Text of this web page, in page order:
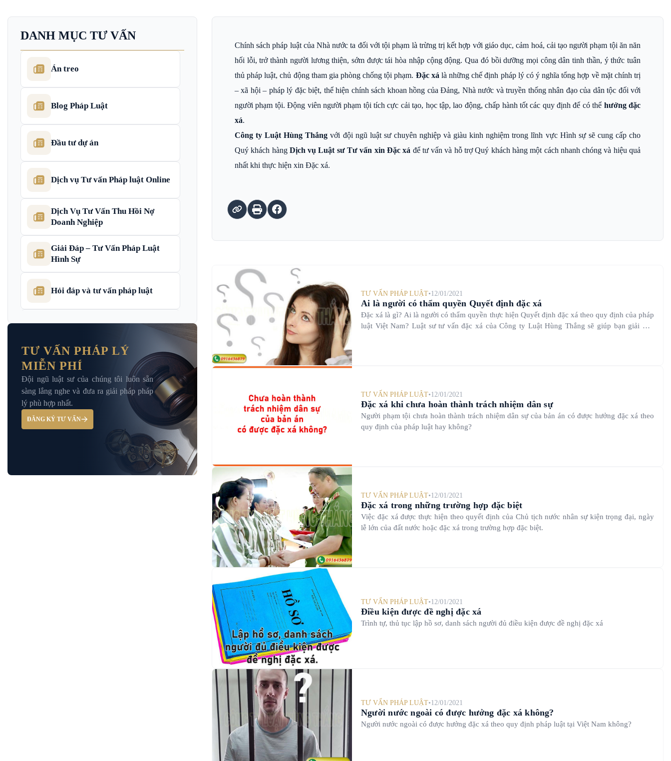
DANH MỤC TƯ VẤN
Án treo
Blog Pháp Luật
Đầu tư dự án
Dịch vụ Tư vấn Pháp luật Online
Dịch Vụ Tư Vấn Thu Hồi Nợ
Doanh Nghiệp
Giải Đáp – Tư Vấn Pháp Luật
Hình Sự
Hỏi đáp và tư vấn pháp luật
Luật Dân Sự
Luật đất đai
Luật Hành Chính
TƯ VẤN PHÁP LÝ
MIỄN PHÍ
Đội ngũ luật sư của chúng tôi luôn sẵn
sàng lắng nghe và đưa ra giải pháp pháp
lý phù hợp nhất.
ĐĂNG KÝ TƯ VẤN
Chính sách pháp luật của Nhà nước ta đối với tội phạm là trừng trị kết hợp với giáo dục, cảm hoá, cải tạo người phạm tội ăn năn
hối lỗi, trở thành người lương thiện, sớm được tái hòa nhập cộng động. Qua đó bồi dưỡng mọi công dân tinh thần, ý thức tuân
thủ pháp luật, chủ động tham gia phòng chống tội phạm. Đặc xá là những chế định pháp lý có ý nghĩa tổng hợp về mặt chính trị
– xã hội – pháp lý đặc biệt, thể hiện chính sách khoan hồng của Đảng, Nhà nước và truyền thống nhân đạo của dân tộc đối với
người phạm tội. Động viên người phạm tội tích cực cải tạo, học tập, lao động, chấp hành tốt các quy định để có thể hưởng đặc
xá.
Công ty Luật Hùng Thắng với đội ngũ luật sư chuyên nghiệp và giàu kinh nghiệm trong lĩnh vực Hình sự sẽ cung cấp cho
Quý khách hàng Dịch vụ Luật sư Tư vấn xin Đặc xá để tư vấn và hỗ trợ Quý khách hàng một cách nhanh chóng và hiệu quả
nhất khi thực hiện xin Đặc xá.
TƯ VẤN PHÁP LUẬT•12/01/2021
Ai là người có thẩm quyền Quyết định đặc xá
Đặc xá là gì? Ai là người có thẩm quyền thực hiện Quyết định đặc xá theo quy định của pháp
luật Việt Nam? Luật sư tư vấn đặc xá của Công ty Luật Hùng Thắng sẽ giúp bạn giải đáp
TƯ VẤN PHÁP LUẬT•12/01/2021
Đặc xá khi chưa hoàn thành trách nhiệm dân sự
Người phạm tội chưa hoàn thành trách nhiệm dân sự của bản án có được hưởng đặc xá theo
quy định của pháp luật hay không?
TƯ VẤN PHÁP LUẬT•12/01/2021
Đặc xá trong những trường hợp đặc biệt
Việc đặc xá được thực hiện theo quyết định của Chủ tịch nước nhân sự kiện trọng đại, ngày
lễ lớn của đất nước hoặc đặc xá trong trường hợp đặc biệt.
TƯ VẤN PHÁP LUẬT•12/01/2021
Điều kiện được đề nghị đặc xá
Trình tự, thủ tục lập hồ sơ, danh sách người đủ điều kiện được đề nghị đặc xá
TƯ VẤN PHÁP LUẬT•12/01/2021
Người nước ngoài có được hưởng đặc xá không?
Người nước ngoài có được hưởng đặc xá theo quy định pháp luật tại Việt Nam không?